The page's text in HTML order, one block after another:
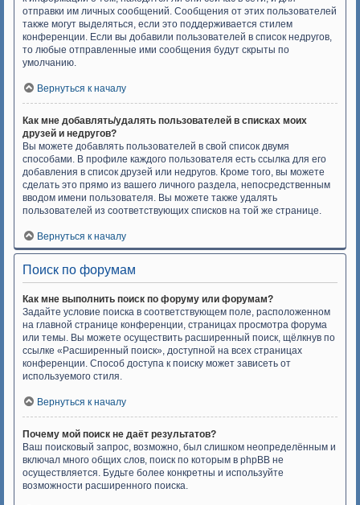
отправки им личных сообщений. Сообщения от этих пользователей
также могут выделяться, если это поддерживается стилем
конференции. Если вы добавили пользователей в список недругов,
то любые отправленные ими сообщения будут скрыты по
умолчанию.
Вернуться к началу
Как мне добавлять/удалять пользователей в списках моих
друзей и недругов?
Вы можете добавлять пользователей в свой список двумя
способами. В профиле каждого пользователя есть ссылка для его
добавления в список друзей или недругов. Кроме того, вы можете
сделать это прямо из вашего личного раздела, непосредственным
вводом имени пользователя. Вы можете также удалять
пользователей из соответствующих списков на той же странице.
Вернуться к началу
Поиск по форумам
Как мне выполнить поиск по форуму или форумам?
Задайте условие поиска в соответствующем поле, расположенном
на главной странице конференции, страницах просмотра форума
или темы. Вы можете осуществить расширенный поиск, щёлкнув по
ссылке «Расширенный поиск», доступной на всех страницах
конференции. Способ доступа к поиску может зависеть от
используемого стиля.
Вернуться к началу
Почему мой поиск не даёт результатов?
Ваш поисковый запрос, возможно, был слишком неопределённым и
включал много общих слов, поиск по которым в phpBB не
осуществляется. Будьте более конкретны и используйте
возможности расширенного поиска.